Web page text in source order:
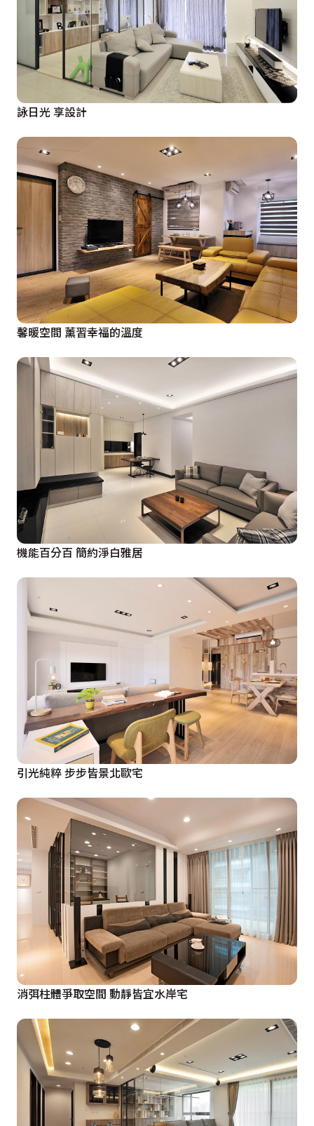
詠日光 享設計
馨暖空間 薰習幸福的溫度
機能百分百 簡約淨白雅居
引光純粹 步步皆景北歐宅
消弭柱體爭取空間 動靜皆宜水岸宅